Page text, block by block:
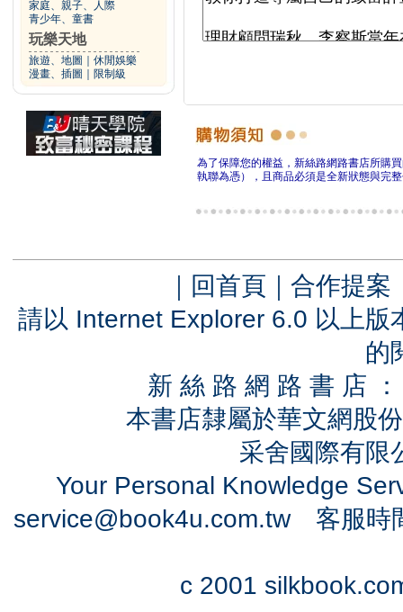
家庭、親子、人際
青少年、童書
玩樂天地
旅遊、地圖
休閒娛樂
漫畫、插圖
限制級
為了保障您的權益，新絲路網路書店所購
執聯為憑），且商品必須是全新狀態與完
｜ 回首頁 ｜ 合作提案
請以 Internet Explorer 6.0 以上
的
新 絲 路 網 路 書 店
本書店隸屬於華文網股
采舍國際有
Your Personal Knowledge
service@book4u.com.tw客服時
c 2001